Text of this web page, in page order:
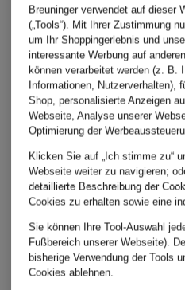
Breuninger verwendet auf dieser
(„Tools“). Mit Ihrer Zustimmung
um Ihr Shoppingerlebnis und
interessante Werbung auf
können verarbeitet werden (z. B.
Informationen, Nutzerverhalten),
Shop, personalisierte Anzeigen
Webseite, Analyse unserer
Optimierung der
Klicken Sie auf „Ich stimme zu“
Webseite weiter zu navigieren;
detaillierte Beschreibung der
Cookies zu erhalten sowie eine
Sie können Ihre Tool-Auswahl
Fußbereich unserer Webseite).
bisherige Verwendung der Tools
Cookies ablehnen.